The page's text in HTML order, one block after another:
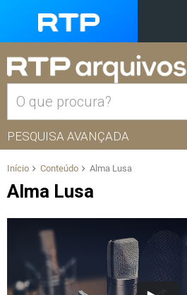
PESQUISA AVANÇADA
Início Conteúdo Alma Lusa
Alma Lusa